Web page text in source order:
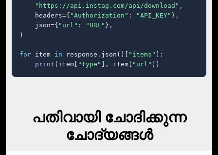
"https://api.instag.com/api/download" ,
    headers={
"Authorization" : "API_KEY" },
    json={
"url" : "URL" },
)
for item in response.json()[ "items"
]:
print (item[ "type" ], item[ "url" ])
പതിവായി ചോദിക്കുന്ന
ചോദ്യങ്ങൾ